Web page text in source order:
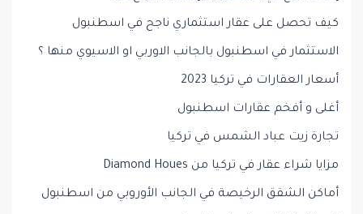
كيف تحصل على عقار استثماري ناجح في اسطنبول
الاستثمار في اسطنبول بالجانب الاوربي او الاسيوي منها ؟
أسعار العقارات في تركيا 2023
أغلى و أفخم عقارات اسطنبول
تجارة زيت عباد الشمس في تركيا
مزايا شراء عقار في تركيا من Diamond Houes
أماكن الشقق الرخيصة في الجانب الأوروبي من اسطنبول